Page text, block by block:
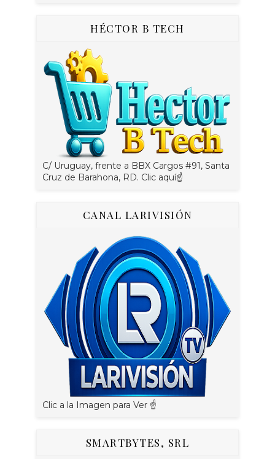
HÉCTOR B TECH
C/ Uruguay, frente a BBX Cargos #91, Santa
Cruz de Barahona, RD. Clic aquí☝
CANAL LARIVISIÓN
Clic a la Imagen para Ver ☝️
SMARTBYTES, SRL